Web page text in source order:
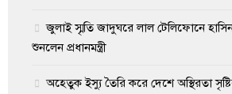
জুলাই স্মৃতি জাদুঘরে লাল টেলিফোনে
শুনলেন প্রধানমন্ত্রী
অহেতুক ইস্যু তৈরি করে দেশে অস্থিরতা